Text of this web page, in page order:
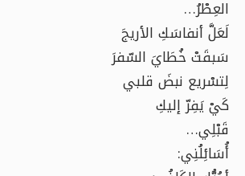
العِطْرُ…
لَعَلَّ أنفاسَكِ الأريجَ
سَبقَتْ خُطَايَ السّفرَ
لِتسْريع نبضَ قلبي
كَيْ يَفِرّ إليكِ
قَبْلِي…
أُسَائِلُنِي: